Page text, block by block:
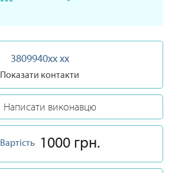
3809940xx xx
Показати контакти
Написати виконавцю
Вартість 1000 грн.